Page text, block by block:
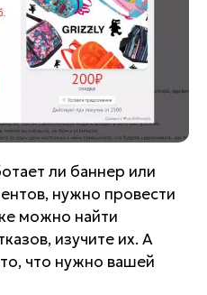
ли баннер или
нужно провести
можно найти
изучите их. А
что нужно вашей